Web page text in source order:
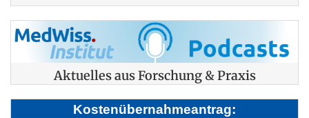
Aktuelles aus Forschung & Praxis
Kostenübernahmeantrag: